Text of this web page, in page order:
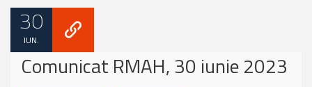
30
IUN.
Comunicat RMAH, 30 iunie 2023